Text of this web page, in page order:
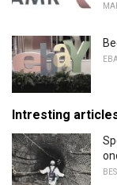
Intresting